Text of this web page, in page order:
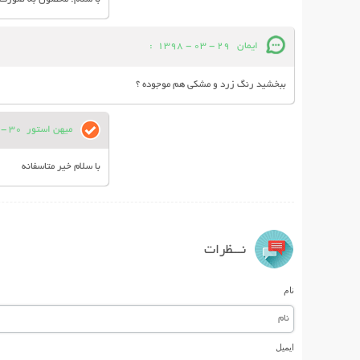
ایمان 29 - 03 - 1398
:
ببخشید رنگ زرد و مشکی هم موجوده ؟
میهن استور 30 - 03 - 1398
با سلام خیر متاسفانه
نـــظرات
نام
ایمیل